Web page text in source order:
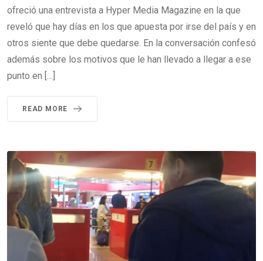
ofreció una entrevista a Hyper Media Magazine en la que
reveló que hay días en los que apuesta por irse del país y en
otros siente que debe quedarse. En la conversación confesó
además sobre los motivos que le han llevado a llegar a ese
punto en […]
READ MORE